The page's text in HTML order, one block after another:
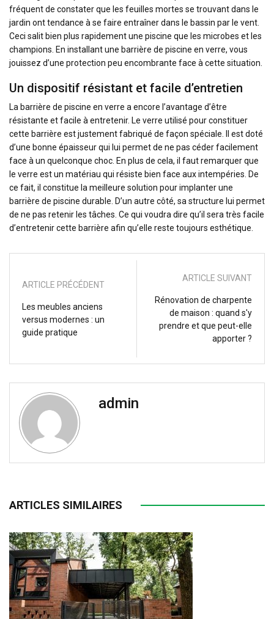
fréquent de constater que les feuilles mortes se trouvant dans le
jardin ont tendance à se faire entraîner dans le bassin par le vent.
Ceci salit bien plus rapidement une piscine que les microbes et les
champions. En installant une barrière de piscine en verre, vous
jouissez d’une protection peu encombrante face à cette situation.
Un dispositif résistant et facile d’entretien
La barrière de piscine en verre a encore l’avantage d’être
résistante et facile à entretenir. Le verre utilisé pour constituer
cette barrière est justement fabriqué de façon spéciale. Il est doté
d’une bonne épaisseur qui lui permet de ne pas céder facilement
face à un quelconque choc. En plus de cela, il faut remarquer que
le verre est un matériau qui résiste bien face aux intempéries. De
ce fait, il constitue la meilleure solution pour implanter une
barrière de piscine durable. D’un autre côté, sa structure lui permet
de ne pas retenir les tâches. Ce qui voudra dire qu’il sera très facile
d’entretenir cette barrière afin qu’elle reste toujours esthétique.
ARTICLE PRÉCÉDENT
Les meubles anciens
versus modernes : un
guide pratique
ARTICLE SUIVANT
Rénovation de charpente
de maison : quand s'y
prendre et que peut-elle
apporter ?
admin
ARTICLES SIMILAIRES